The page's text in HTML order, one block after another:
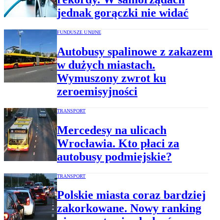
jednak gorączki nie widać
FUNDUSZE UNIJNE
Autobusy spalinowe z zakazem
w dużych miastach.
Wymuszony zwrot ku
zeroemisyjności
TRANSPORT
Mercedesy na ulicach
Wrocławia. Kto płaci za
autobusy podmiejskie?
TRANSPORT
Polskie miasta coraz bardziej
zakorkowane. Nowy ranking